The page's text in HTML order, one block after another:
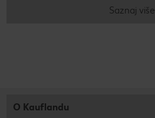
Saznaj više
O Kauflandu